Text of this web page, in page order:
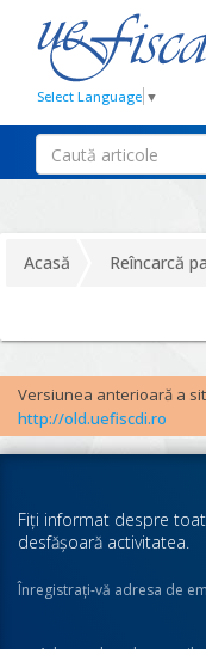
Select Language ▼
Acasă Reîncarcă
Versiunea anterioară a
http://old.uefiscdi.ro
Fiţi informat despre
desfăşoară activitatea.
Înregistraţi-vă adresa de